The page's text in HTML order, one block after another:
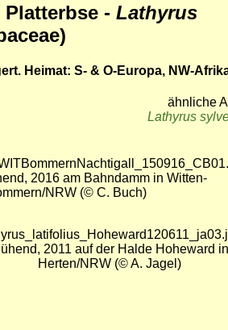
- Lathyrus
Heimat: S- & O-Europa, NW-
ähnliche
Lathyrus
2016 am Bahndamm in Witten-
NRW (© C. Buch)
2011 auf der Halde Hoheward in
Herten/NRW (© A. Jagel)